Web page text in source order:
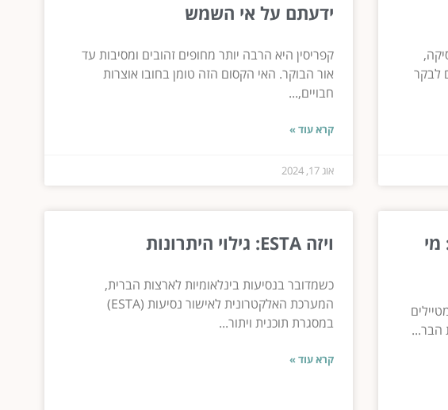
לבקר
ידעתם על אי השמש
קפריסין היא הרבה יותר מחופים זהובים ומסיבות עד
אור הבוקר. האי הקסום הזה טומן בחובו אוצרות
חבויים,...
קרא עוד »
אוג 17, 2024
מי
הבר...
ויזה ESTA: גילוי היתרונות
כשמדובר בנסיעות בינלאומיות לארצות הברית,
המערכת האלקטרונית לאישור נסיעות (ESTA)
במסגרת תוכנית ויתור...
קרא עוד »